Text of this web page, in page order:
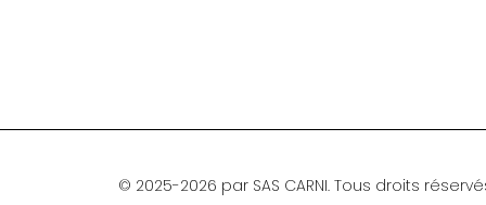
© 2025-2026 par SAS CARNI. Tous droits